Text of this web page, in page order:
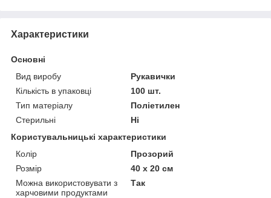
Характеристики
Основні
Вид виробу
Рукавички
Кількість в упаковці
100 шт.
Тип матеріалу
Поліетилен
Стерильні
Ні
Користувальницькі характеристики
Колір
Прозорий
Розмір
40 х 20 см
Можна використовувати з
харчовими продуктами
Так